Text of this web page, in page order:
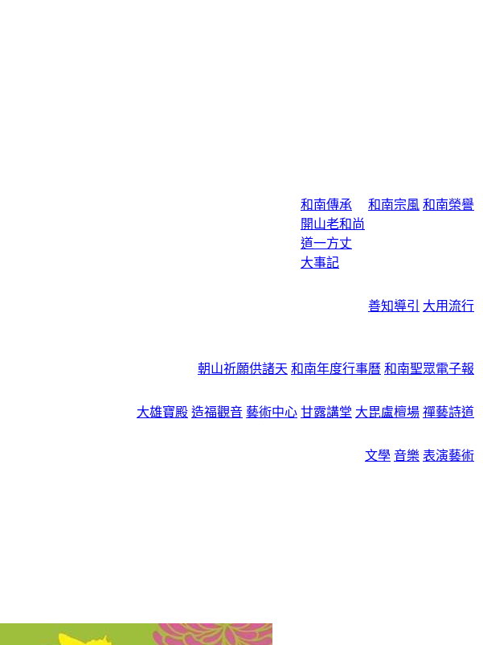
和南傳承
開山老和尚
道一方丈
大事記
和南宗風 和南榮譽
善知導引
大用流行
朝山祈願供諸天 和南年度行事曆 和南聖眾電子報
大雄寶殿 造福觀音 藝術中心 甘露講堂 大毘盧檀場 禪藝詩道
文學 音樂 表演藝術